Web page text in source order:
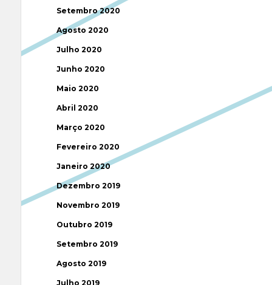
Setembro 2020
Agosto 2020
Julho 2020
Junho 2020
Maio 2020
Abril 2020
Março 2020
Fevereiro 2020
Janeiro 2020
Dezembro 2019
Novembro 2019
Outubro 2019
Setembro 2019
Agosto 2019
Julho 2019